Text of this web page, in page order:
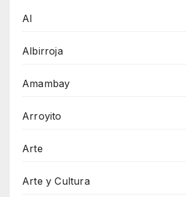
AI
Albirroja
Amambay
Arroyito
Arte
Arte y Cultura